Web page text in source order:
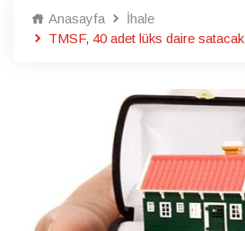
Anasayfa
İhale
TMSF, 40 adet lüks daire satacak